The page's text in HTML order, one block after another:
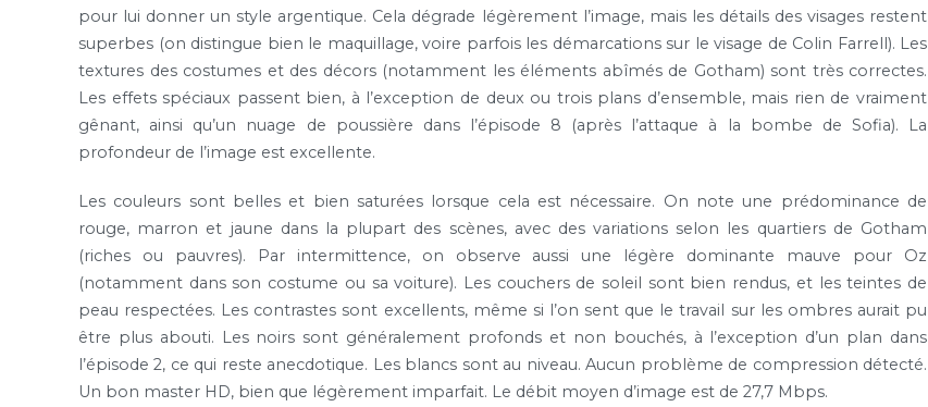
pour lui donner un style argentique. Cela dégrade légèrement l’image, mais les détails des visages restent
superbes (on distingue bien le maquillage, voire parfois les démarcations sur le visage de Colin Farrell). Les
textures des costumes et des décors (notamment les éléments abîmés de Gotham) sont très correctes.
Les effets spéciaux passent bien, à l’exception de deux ou trois plans d’ensemble, mais rien de vraiment
gênant, ainsi qu’un nuage de poussière dans l’épisode 8 (après l’attaque à la bombe de Sofia). La
profondeur de l’image est excellente.
Les couleurs sont belles et bien saturées lorsque cela est nécessaire. On note une prédominance de
rouge, marron et jaune dans la plupart des scènes, avec des variations selon les quartiers de Gotham
(riches ou pauvres). Par intermittence, on observe aussi une légère dominante mauve pour Oz
(notamment dans son costume ou sa voiture). Les couchers de soleil sont bien rendus, et les teintes de
peau respectées. Les contrastes sont excellents, même si l’on sent que le travail sur les ombres aurait pu
être plus abouti. Les noirs sont généralement profonds et non bouchés, à l’exception d’un plan dans
l’épisode 2, ce qui reste anecdotique. Les blancs sont au niveau. Aucun problème de compression détecté.
Un bon master HD, bien que légèrement imparfait. Le débit moyen d’image est de 27,7 Mbps.